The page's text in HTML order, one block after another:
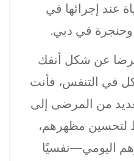
عند إجرائها في
في دبي.
عن شكل أنفك
في التنفس، فأنت
من المرضى إلى
لتحسين مظهرهم،
اليومي—نفسيًا